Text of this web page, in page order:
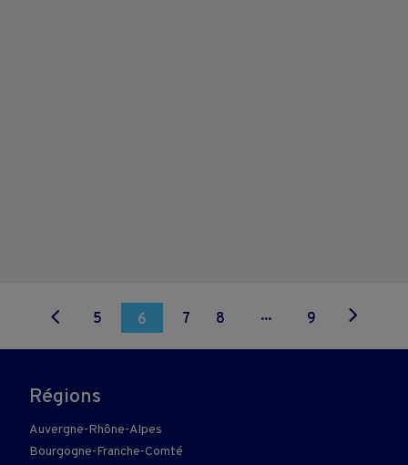
5 6 7 8 ... 9
Régions
Auvergne-Rhône-Alpes
Bourgogne-Franche-Comté